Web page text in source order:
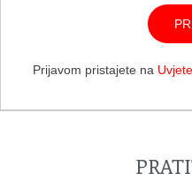
Prijavom pristajete na